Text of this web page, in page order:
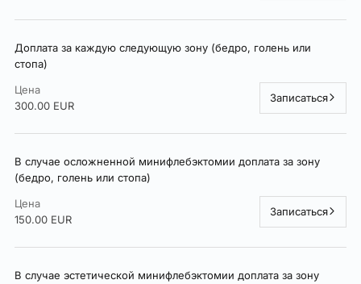
Доплата за каждую следующую зону (бедро, голень или
стопа)
Цена
300.00 EUR
Записаться
В случае осложненной минифлебэктомии доплата за зону
(бедро, голень или стопа)
Цена
150.00 EUR
Записаться
В случае эстетической минифлебэктомии доплата за зону